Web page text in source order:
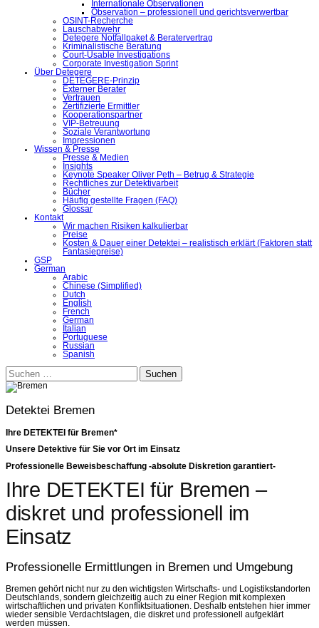
Internationale Observationen
Observation – professionell und gerichtsverwertbar
OSINT-Recherche
Lauschabwehr
Detegere Notfallpaket & Beratervertrag
Kriminalistische Beratung
Court-Usable Investigations
Corporate Investigation Sprint
Über Detegere
DETEGERE-Prinzip
Externer Berater
Vertrauen
Zertifizierte Ermittler
Kooperationspartner
VIP-Betreuung
Soziale Verantwortung
Impressionen
Wissen & Presse
Presse & Medien
Insights
Keynote Speaker Oliver Peth – Betrug & Strategie
Rechtliches zur Detektivarbeit
Bücher
Häufig gestellte Fragen (FAQ)
Glossar
Kontakt
Wir machen Risiken kalkulierbar
Preise
Kosten & Dauer einer Detektei – realistisch erklärt (Faktoren statt
Fantasiepreise)
GSP
German
Arabic
Chinese (Simplified)
Dutch
English
French
German
Italian
Portuguese
Russian
Spanish
Suchen
nach:
Detektei Bremen
Ihre DETEKTEI für Bremen*
Unsere Detektive für Sie vor Ort im Einsatz
Professionelle Beweisbeschaffung -absolute Diskretion garantiert-
Ihre DETEKTEI für Bremen –
diskret und professionell im
Einsatz
Professionelle Ermittlungen in Bremen und Umgebung
Bremen gehört nicht nur zu den wichtigsten Wirtschafts- und Logistikstandorten
Deutschlands, sondern gleichzeitig auch zu einer Region mit komplexen
wirtschaftlichen und privaten Konfliktsituationen. Deshalb entstehen hier immer
wieder sensible Verdachtslagen, die diskret und professionell aufgeklärt
werden müssen.